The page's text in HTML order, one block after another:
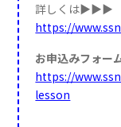
詳しくは▶▶▶
https://
お申込みフォー
https://
lesson